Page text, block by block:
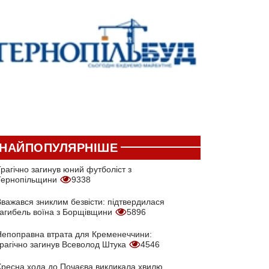
загинув юний футболіст з
9338
зниклим безвісти: підтвердилася
воїна з Борщівщини
5896
втрата для Кременеччини:
загинув Всеволод Штука
4546
хода до Почаєва викликала хвилю